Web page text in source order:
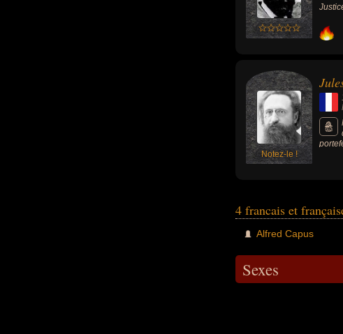
Notez-le !
de
4 francais et
Alfred Capus
Sexes